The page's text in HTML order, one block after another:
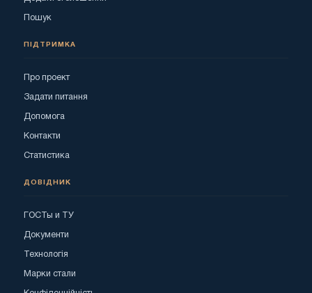
Пошук
ПІДТРИМКА
Про проект
Задати питання
Допомога
Контакти
Статистика
ДОВІДНИК
ГОСТы и ТУ
Документи
Технологія
Марки стали